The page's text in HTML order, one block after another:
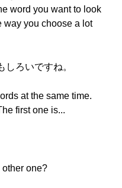
word you want to look
way you choose a lot
ろいですね。
at the same time.
first one is...
one?